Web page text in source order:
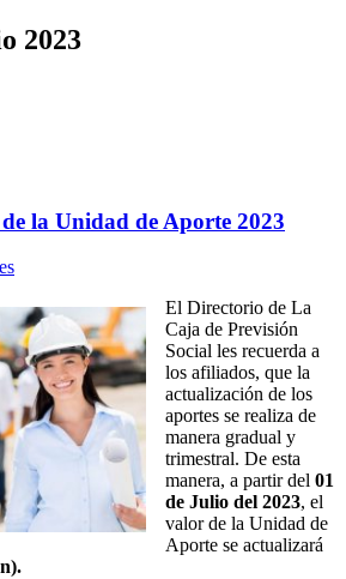
2023
la Unidad de Aporte 2023
El Directorio de La
Caja de Previsión
Social les recuerda a
los afiliados, que la
actualización de los
aportes se realiza de
manera gradual y
trimestral. De esta
manera, a partir del 01
de Julio del 2023, el
valor de la Unidad de
Aporte se actualizará